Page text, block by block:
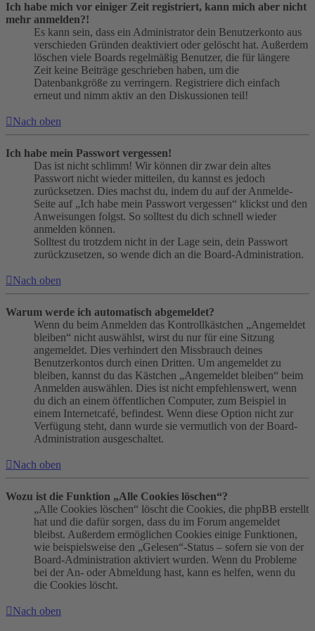
Ich habe mich vor einiger Zeit registriert, kann mich aber nicht
mehr anmelden?!
Es kann sein, dass ein Administrator dein Benutzerkonto aus
verschieden Gründen deaktiviert oder gelöscht hat. Außerdem
löschen viele Boards regelmäßig Benutzer, die für längere
Zeit keine Beiträge geschrieben haben, um die
Datenbankgröße zu verringern. Registriere dich einfach
erneut und nimm aktiv an den Diskussionen teil!
Nach oben
Ich habe mein Passwort vergessen!
Das ist nicht schlimm! Wir können dir zwar dein altes
Passwort nicht wieder mitteilen, du kannst es jedoch
zurücksetzen. Dies machst du, indem du auf der Anmelde-
Seite auf „Ich habe mein Passwort vergessen“ klickst und den
Anweisungen folgst. So solltest du dich schnell wieder
anmelden können.
Solltest du trotzdem nicht in der Lage sein, dein Passwort
zurückzusetzen, so wende dich an die Board-Administration.
Nach oben
Warum werde ich automatisch abgemeldet?
Wenn du beim Anmelden das Kontrollkästchen „Angemeldet
bleiben“ nicht auswählst, wirst du nur für eine Sitzung
angemeldet. Dies verhindert den Missbrauch deines
Benutzerkontos durch einen Dritten. Um angemeldet zu
bleiben, kannst du das Kästchen „Angemeldet bleiben“ beim
Anmelden auswählen. Dies ist nicht empfehlenswert, wenn
du dich an einem öffentlichen Computer, zum Beispiel in
einem Internetcafé, befindest. Wenn diese Option nicht zur
Verfügung steht, dann wurde sie vermutlich von der Board-
Administration ausgeschaltet.
Nach oben
Wozu ist die Funktion „Alle Cookies löschen“?
„Alle Cookies löschen“ löscht die Cookies, die phpBB erstellt
hat und die dafür sorgen, dass du im Forum angemeldet
bleibst. Außerdem ermöglichen Cookies einige Funktionen,
wie beispielsweise den „Gelesen“-Status – sofern sie von der
Board-Administration aktiviert wurden. Wenn du Probleme
bei der An- oder Abmeldung hast, kann es helfen, wenn du
die Cookies löscht.
Nach oben